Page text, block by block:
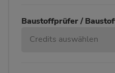
Baustoffprüfer /
Credits auswählen